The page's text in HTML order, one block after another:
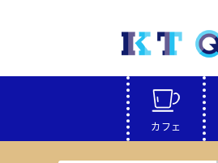
カフェ